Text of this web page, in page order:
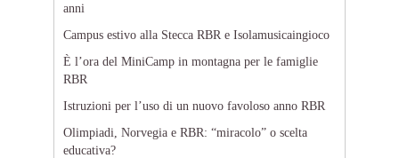
anni
Campus estivo alla Stecca RBR e Isolamusicaingioco
È l’ora del MiniCamp in montagna per le famiglie
RBR
Istruzioni per l’uso di un nuovo favoloso anno RBR
Olimpiadi, Norvegia e RBR: “miracolo” o scelta
educativa?